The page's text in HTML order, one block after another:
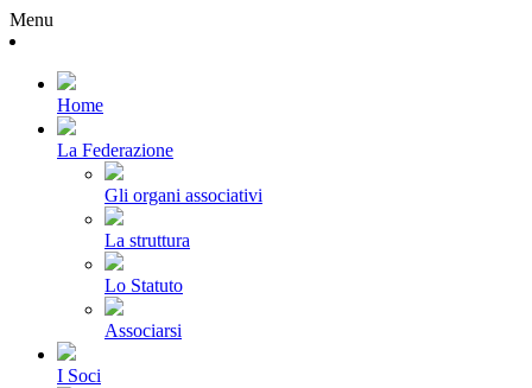
Menu
Home
La Federazione
Gli organi associativi
La struttura
Lo Statuto
Associarsi
I Soci